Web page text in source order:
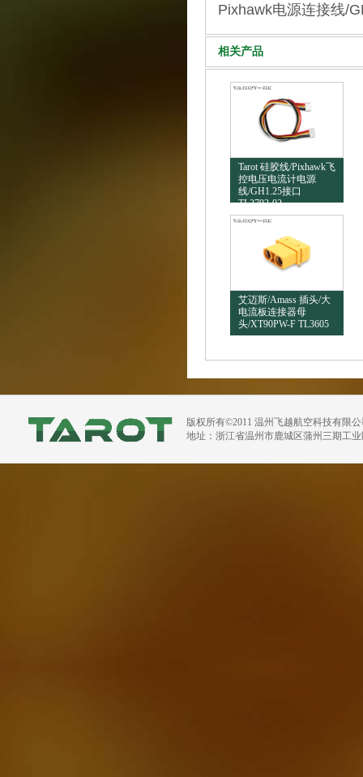
Pixhawk电源连接线/
相关产品
Tarot 硅胶线/Pixhawk飞
控电压电流计电源
线/GH1.25接口
TL2792-02
艾迈斯/Amass 插头/大
电流板连接器母
头/XT90PW-F TL3605
版权所有©2011 温州飞越航空科技有限
地址：浙江省温州市鹿城区蒲州三期工业